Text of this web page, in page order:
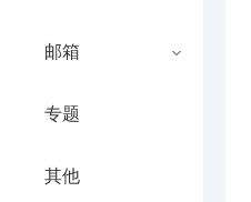
邮箱
专题
其他